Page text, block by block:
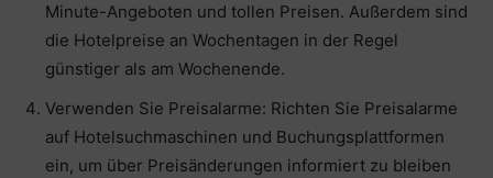
Minute-Angeboten und tollen Preisen. Außerdem sind
die Hotelpreise an Wochentagen in der Regel
günstiger als am Wochenende.
Verwenden Sie Preisalarme: Richten Sie Preisalarme
auf Hotelsuchmaschinen und Buchungsplattformen
ein, um über Preisänderungen informiert zu bleiben